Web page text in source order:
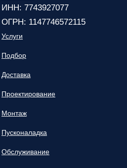
ИНН: 7743927077
ОГРН: 1147746572115
Услуги
Подбор
Доставка
Проектирование
Монтаж
Пусконаладка
Обслуживание